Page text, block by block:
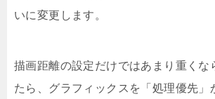
いに変更します。
描画距離の設定だけではあまり重くな
たら、グラフィックスを「処理優先」